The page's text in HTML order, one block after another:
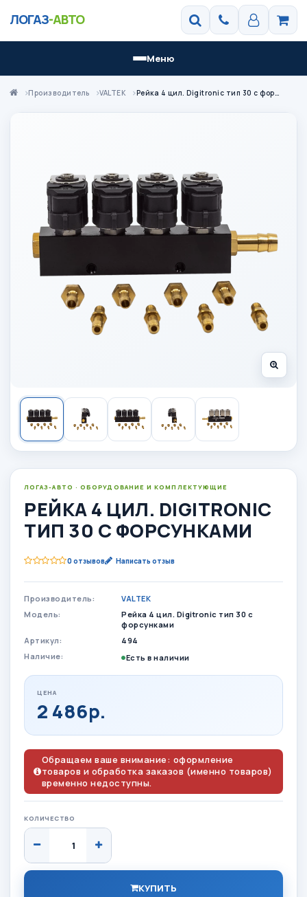
ЛОГАЗ-АВТО
Меню
Производитель VALTEK Рейка 4 цил. Digitronic тип 30 с форсунками
ЛОГАЗ-АВТО · ОБОРУДОВАНИЕ И КОМПЛЕКТУЮЩИЕ
РЕЙКА 4 ЦИЛ. DIGITRONIC
ТИП 30 С ФОРСУНКАМИ
0 отзывов Написать отзыв
Производитель:
VALTEK
Модель:
Рейка 4 цил. Digitronic тип 30 с
форсунками
Артикул:
494
Наличие:
Есть в наличии
ЦЕНА
2 486р.
Обращаем ваше внимание: оформление
товаров и обработка заказов (именно товаров)
временно недоступны.
КОЛИЧЕСТВО
КУПИТЬ